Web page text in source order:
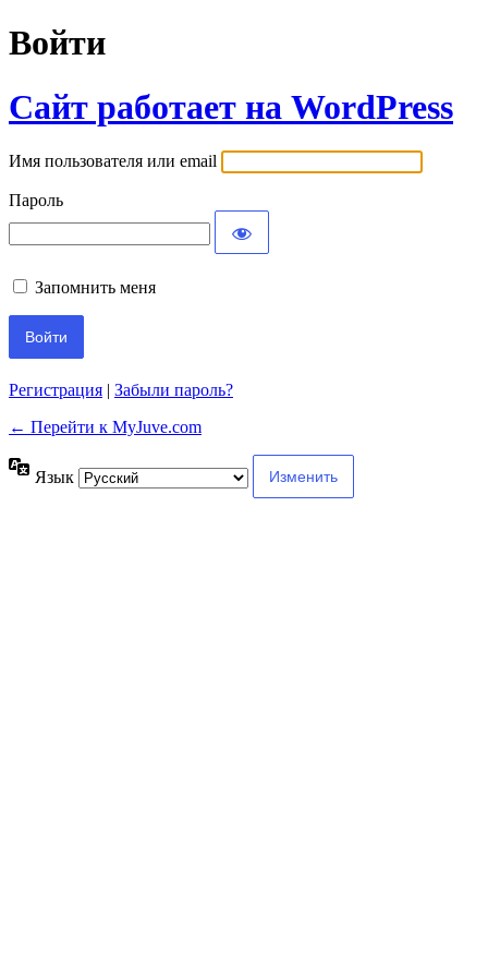
Войти
Сайт работает на WordPress
Имя пользователя или email
Пароль
Запомнить меня
Регистрация | Забыли пароль?
← Перейти к MyJuve.com
Язык